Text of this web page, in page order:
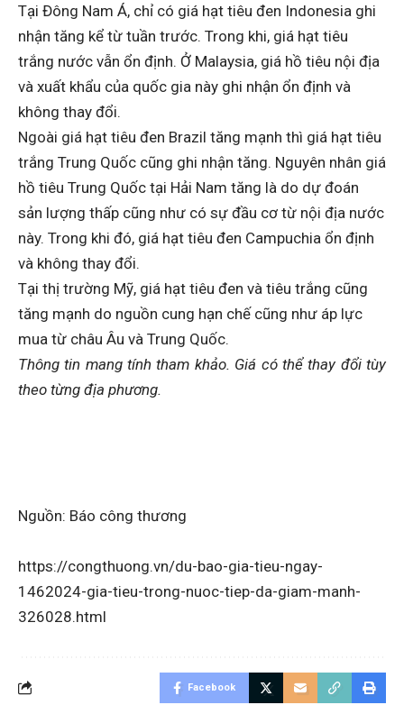
Tại Đông Nam Á, chỉ có giá hạt tiêu đen Indonesia ghi
nhận tăng kể từ tuần trước. Trong khi, giá hạt tiêu
trắng nước vẫn ổn định. Ở Malaysia, giá hồ tiêu nội địa
và xuất khẩu của quốc gia này ghi nhận ổn định và
không thay đổi.
Ngoài giá hạt tiêu đen Brazil tăng mạnh thì giá hạt tiêu
trắng Trung Quốc cũng ghi nhận tăng. Nguyên nhân giá
hồ tiêu Trung Quốc tại Hải Nam tăng là do dự đoán
sản lượng thấp cũng như có sự đầu cơ từ nội địa nước
này. Trong khi đó, giá hạt tiêu đen Campuchia ổn định
và không thay đổi.
Tại thị trường Mỹ, giá hạt tiêu đen và tiêu trắng cũng
tăng mạnh do nguồn cung hạn chế cũng như áp lực
mua từ châu Âu và Trung Quốc.
Thông tin mang tính tham khảo. Giá có thể thay đổi tùy
theo từng địa phương.
Nguồn: Báo công thương
https://congthuong.vn/du-bao-gia-tieu-ngay-
1462024-gia-tieu-trong-nuoc-tiep-da-giam-manh-
326028.html
Facebook